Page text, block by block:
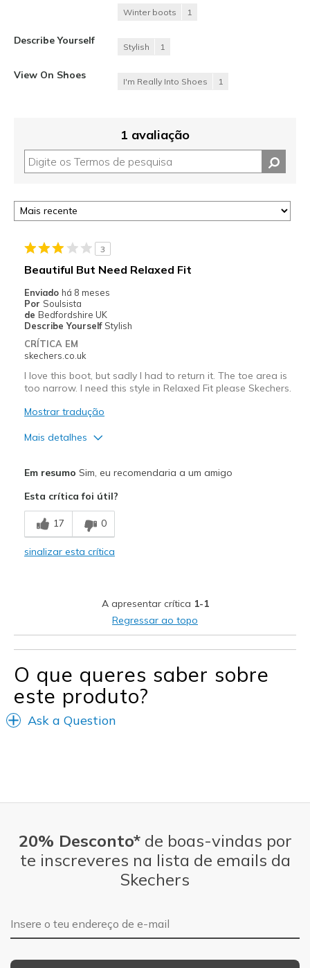
Winter boots 1
Describe Yourself
Stylish 1
View On Shoes
I'm Really Into Shoes 1
1 avaliação
3
Beautiful But Need Relaxed Fit
Enviado há 8 meses
Por Soulsista
de Bedfordshire UK
Describe Yourself Stylish
CRÍTICA EM
skechers.co.uk
I love this boot, but sadly I had to return it. The toe area is
too narrow. I need this style in Relaxed Fit please Skechers.
Mostrar tradução
Mais detalhes
Comfortable
Faux fur lining & collar for Warmth. Thick sole.
Please make relaxed fit in this style
Melhores utilizações
Casual Wear
Winter boots
Em resumo Sim, eu recomendaria a um amigo
Esta crítica foi útil?
17 0
sinalizar esta crítica
A apresentar crítica 1-1
Regressar ao topo
O que queres saber sobre
este produto?
Ask a Question
20% Desconto*de boas-vindas por
te inscreveres na lista de emails da
Skechers
Endereço de e-mail